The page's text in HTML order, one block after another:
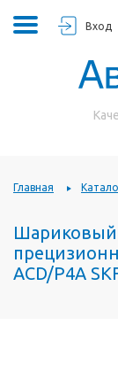
Вход
Главная
Шариковый
ACD/P4A